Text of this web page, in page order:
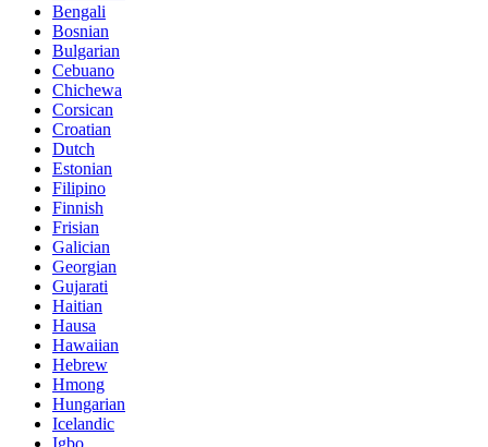
Bengali
Bosnian
Bulgarian
Cebuano
Chichewa
Corsican
Croatian
Dutch
Estonian
Filipino
Finnish
Frisian
Galician
Georgian
Gujarati
Haitian
Hausa
Hawaiian
Hebrew
Hmong
Hungarian
Icelandic
Igbo